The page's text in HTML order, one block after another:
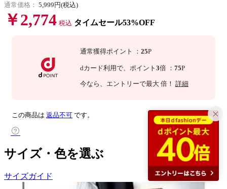
通常価格： 5,999円(税込)
￥2,774 税込 タイムセール53%OFF
通常獲得ポイント ： 25P
dカード利用で、 ポイント 3倍 ： 75P
今なら 、エントリーで最大 倍！ 詳細
この商品は 返品不可 です。
サイズ・色を選ぶ
サイズガイド